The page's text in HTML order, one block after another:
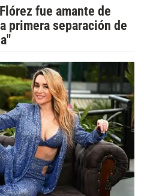
fue amante de
primera separación de